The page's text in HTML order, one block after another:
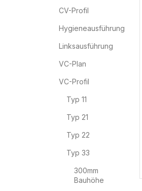
CV-Profil
Hygieneausführung
Linksausführung
VC-Plan
VC-Profil
Typ 11
Typ 21
Typ 22
Typ 33
300mm
Bauhöhe